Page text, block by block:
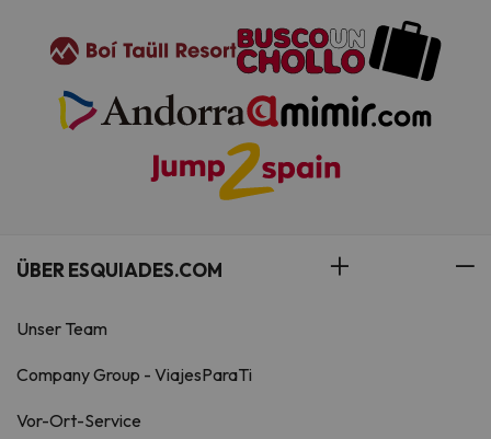
ÜBER ESQUIADES.COM
Unser Team
Company Group - ViajesParaTi
Vor-Ort-Service